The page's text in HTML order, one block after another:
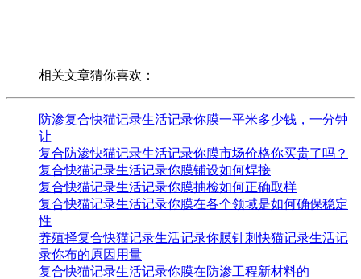
相关文章猜你喜欢：
防渗复合快猫记录生活记录你膜一平米多少钱，一分钟
让
复合防渗快猫记录生活记录你膜市场价格你买贵了吗？
复合快猫记录生活记录你膜铺设如何焊接
复合快猫记录生活记录你膜抽检如何正确取样
复合快猫记录生活记录你膜在各个领域是如何确保稳定
性
养殖择复合快猫记录生活记录你膜针刺快猫记录生活记
录你布的原因用量
复合快猫记录生活记录你膜在防渗工程新材料的